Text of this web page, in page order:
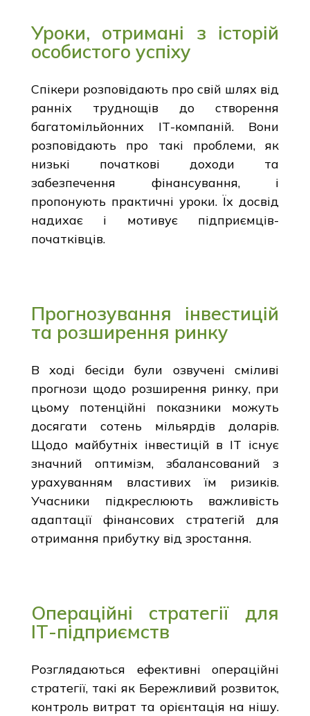
Уроки, отримані з історій
особистого успіху
Спікери розповідають про свій шлях від
ранніх труднощів до створення
багатомільйонних ІТ-компаній. Вони
розповідають про такі проблеми, як
низькі початкові доходи та
забезпечення фінансування, і
пропонують практичні уроки. Їх досвід
надихає і мотивує підприємців-
початківців.
Прогнозування інвестицій
та розширення ринку
В ході бесіди були озвучені сміливі
прогнози щодо розширення ринку, при
цьому потенційні показники можуть
досягати сотень мільярдів доларів.
Щодо майбутніх інвестицій в ІТ існує
значний оптимізм, збалансований з
урахуванням властивих їм ризиків.
Учасники підкреслюють важливість
адаптації фінансових стратегій для
отримання прибутку від зростання.
Операційні стратегії для
ІТ-підприємств
Розглядаються ефективні операційні
стратегії, такі як Бережливий розвиток,
контроль витрат та орієнтація на нішу.